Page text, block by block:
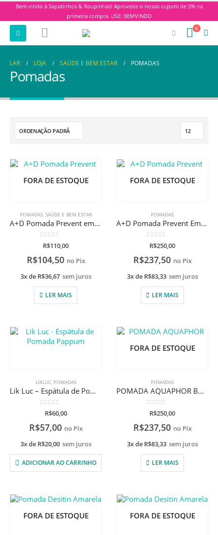
Bem vindo à Sapatinhos & Roupinhas! Aproveite o nosso cupom de 5% na
primeira compra. USE: BEMVINDO
0
LAR LOJA SAÚDE E BEM ESTAR POMADAS
Pomadas
FORA DE ESTOQUE
POMADAS, SAÚDE E BEM ESTAR
A+D Pomada Prevent em Bisnaga com 113g
de 5
R$110,00
R$104,50 no Pix
3x de R$36,67 sem juros
LER MAIS
FORA DE ESTOQUE
POMADAS
A+D Pomada Prevent Em Pote Com 454g
de 5
R$250,00
R$237,50 no Pix
3x de R$83,33 sem juros
LER MAIS
LIKLUC, POMADAS
Lik Luc – Espátula de Pomada Pappum
de 5
R$60,00
R$57,00 no Pix
3x de R$20,00 sem juros
ADICIONAR AO CARRINHO
FORA DE ESTOQUE
POMADAS
POMADA AQUAPHOR BABY 396g
de 5
R$250,00
R$237,50 no Pix
3x de R$83,33 sem juros
LER MAIS
FORA DE ESTOQUE FORA DE ESTOQUE